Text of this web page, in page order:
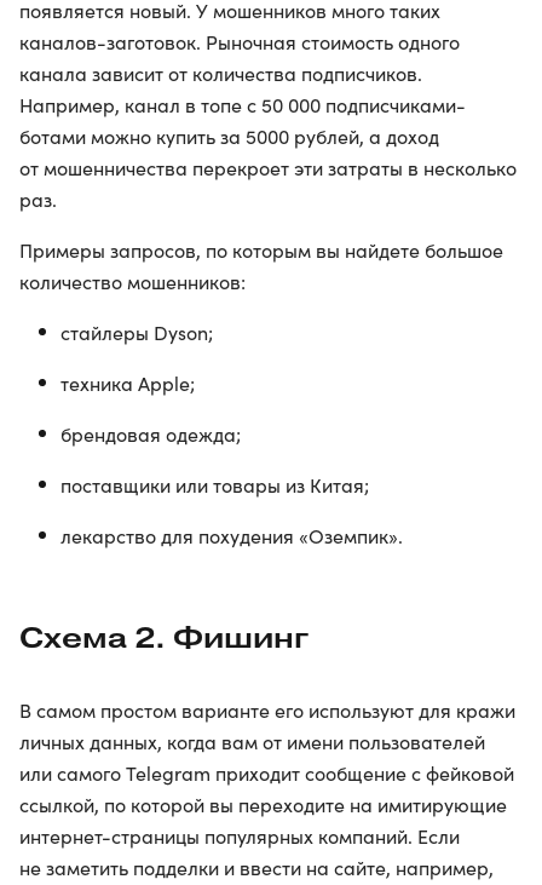
появляется новый. У мошенников много таких
каналов-заготовок. Рыночная стоимость одного
канала зависит от количества подписчиков.
Например, канал в топе с 50 000 подписчиками-
ботами можно купить за 5000 рублей, а доход
от мошенничества перекроет эти затраты в несколько
раз.
Примеры запросов, по которым вы найдете большое
количество мошенников:
стайлеры Dyson;
техника Apple;
брендовая одежда;
поставщики или товары из Китая;
лекарство для похудения «Оземпик».
Схема 2. Фишинг
В самом простом варианте его используют для кражи
личных данных, когда вам от имени пользователей
или самого Telegram приходит сообщение с фейковой
ссылкой, по которой вы переходите на имитирующие
интернет-страницы популярных компаний. Если
не заметить подделки и ввести на сайте, например,